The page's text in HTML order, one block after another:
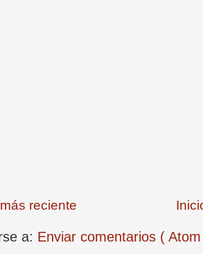
reciente
a: Enviar comentarios (